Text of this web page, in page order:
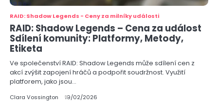
RAID: Shadow Legends - Ceny za milníky události
RAID: Shadow Legends – Cena za událost
Sdílení komunity: Platformy, Metody,
Etiketa
Ve společenství RAID: Shadow Legends může sdílení cen z
akcí zvýšit zapojení hráčů a podpořit soudržnost. Využití
platforem, jako jsou…
Clara Vossington 19/02/2026